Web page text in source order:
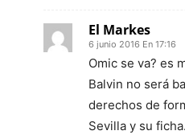
El Markes
6 junio 2016 En 17:16
Omic se va? es
Balvin no será
derechos de
Sevilla y su